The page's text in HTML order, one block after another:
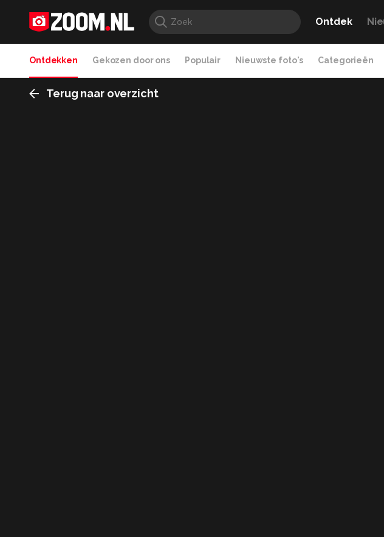
Ontdek
Ontdekken Gekozen door ons Populair Nieuwste foto's Categorieën
Terug naar overzicht